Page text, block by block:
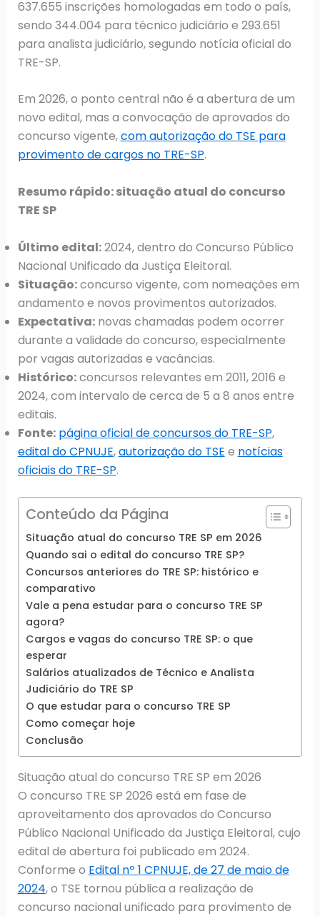
637.655 inscrições homologadas em todo o país,
sendo 344.004 para técnico judiciário e 293.651
para analista judiciário, segundo notícia oficial do
TRE-SP.
Em 2026, o ponto central não é a abertura de um
novo edital, mas a convocação de aprovados do
concurso vigente,com autorização do TSE para
provimento de cargos no TRE-SP.
Resumo rápido: situação atual do concurso
TRE SP
Último edital:2024, dentro do Concurso Público
Nacional Unificado da Justiça Eleitoral.
Situação:concurso vigente, com nomeações em
andamento e novos provimentos autorizados.
Expectativa:novas chamadas podem ocorrer
durante a validade do concurso, especialmente
por vagas autorizadas e vacâncias.
Histórico:concursos relevantes em 2011, 2016 e
2024, com intervalo de cerca de 5 a 8 anos entre
editais.
Fonte: página oficial de concursos do TRE-SP,
edital do CPNUJE,autorização do TSE e notícias
oficiais do TRE-SP.
Conteúdo da Página
Situação atual do concurso TRE SP em 2026
Quando sai o edital do concurso TRE SP?
Concursos anteriores do TRE SP: histórico e
comparativo
Vale a pena estudar para o concurso TRE SP
agora?
Cargos e vagas do concurso TRE SP: o que
esperar
Salários atualizados de Técnico e Analista
Judiciário do TRE SP
O que estudar para o concurso TRE SP
Como começar hoje
Conclusão
Situação atual do concurso TRE SP em 2026
O concurso TRE SP 2026 está em fase de
aproveitamento dos aprovados do Concurso
Público Nacional Unificado da Justiça Eleitoral, cujo
edital de abertura foi publicado em 2024.
Conforme o Edital nº 1 CPNUJE, de 27 de maio de
2024, o TSE tornou pública a realização de
concurso nacional unificado para provimento de